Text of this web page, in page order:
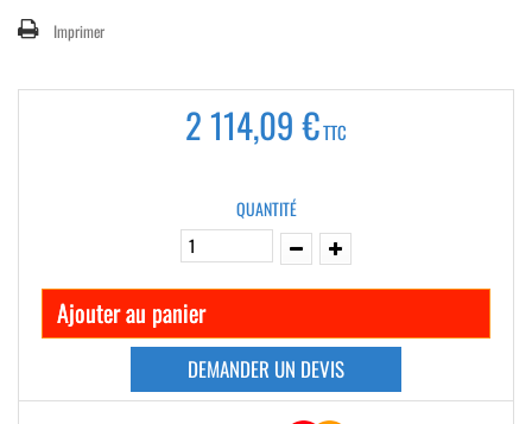
Imprimer
2 114,09 €TTC
QUANTITÉ
Ajouter au panier
DEMANDER UN DEVIS